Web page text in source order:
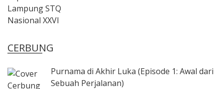
CERBUNG
Purnama di Akhir Luka (Episode 1: Awal dari
Sebuah Perjalanan)